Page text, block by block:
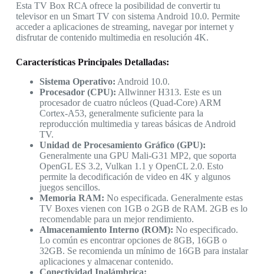
Esta TV Box RCA ofrece la posibilidad de convertir tu
televisor en un Smart TV con sistema Android 10.0. Permite
acceder a aplicaciones de streaming, navegar por internet y
disfrutar de contenido multimedia en resolución 4K.
Características Principales Detalladas:
Sistema Operativo: Android 10.0.
Procesador (CPU): Allwinner H313. Este es un
procesador de cuatro núcleos (Quad-Core) ARM
Cortex-A53, generalmente suficiente para la
reproducción multimedia y tareas básicas de Android
TV.
Unidad de Procesamiento Gráfico (GPU):
Generalmente una GPU Mali-G31 MP2, que soporta
OpenGL ES 3.2, Vulkan 1.1 y OpenCL 2.0. Esto
permite la decodificación de video en 4K y algunos
juegos sencillos.
Memoria RAM: No especificada. Generalmente estas
TV Boxes vienen con 1GB o 2GB de RAM. 2GB es lo
recomendable para un mejor rendimiento.
Almacenamiento Interno (ROM): No especificado.
Lo común es encontrar opciones de 8GB, 16GB o
32GB. Se recomienda un mínimo de 16GB para instalar
aplicaciones y almacenar contenido.
Conectividad Inalámbrica: